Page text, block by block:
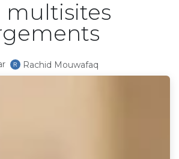
multisites
Rachid Mouwafaq